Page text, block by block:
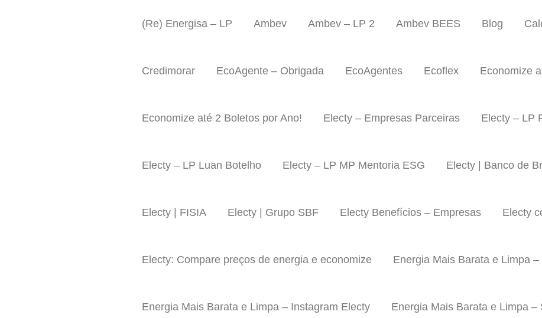
(Re) Energisa – LP Ambev Ambev – LP 2 Ambev BEES Blog
Credimorar EcoAgente – Obrigada EcoAgentes Ecoflex Economize
Economize até 2 Boletos por Ano! Electy – Empresas Parceiras Electy – LP
Electy – LP Luan Botelho Electy – LP MP Mentoria ESG Electy | Banco de
Electy | FISIA Electy | Grupo SBF Electy Benefícios – Empresas Electy
Electy: Compare preços de energia e economize Energia Mais Barata e Limpa
Energia Mais Barata e Limpa – Instagram Electy Energia Mais Barata e Limpa –